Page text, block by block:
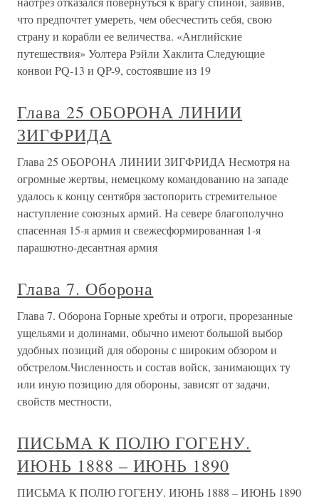
что предпочтет умереть, чем обесчестить себя, свою
страну и корабли ее величества. «Английские
путешествия» Уолтера Рэйли Хаклита Следующие
конвои PQ-13 и QP-9, состоявшие из 19
Глава 25 ОБОРОНА ЛИНИИ
ЗИГФРИДА
Глава 25 ОБОРОНА ЛИНИИ ЗИГФРИДА Несмотря на
огромные жертвы, немецкому командованию на западе
удалось к концу сентября застопорить стремительное
наступление союзных армий. На севере благополучно
спасенная 15-я армия и свежесформированная 1-я
парашютно-десантная армия
Глава 7. Оборона
Глава 7. Оборона Горные хребты и отроги, прорезанные
ущельями и долинами, обычно имеют большой выбор
удобных позиций для обороны с широким обзором и
обстрелом.Численность и состав войск, занимающих ту
или иную позицию для обороны, зависят от задачи,
свойств местности,
ПИСЬМА К ПОЛЮ ГОГЕНУ.
ИЮНЬ 1888 – ИЮНЬ 1890
ПИСЬМА К ПОЛЮ ГОГЕНУ. ИЮНЬ 1888 – ИЮНЬ 1890